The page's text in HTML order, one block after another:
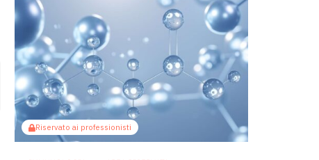
Riservato ai professionisti